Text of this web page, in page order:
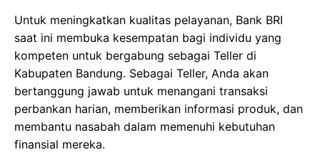
Untuk meningkatkan kualitas pelayanan, Bank BRI
saat ini membuka kesempatan bagi individu yang
kompeten untuk bergabung sebagai Teller di
Kabupaten Bandung. Sebagai Teller, Anda akan
bertanggung jawab untuk menangani transaksi
perbankan harian, memberikan informasi produk, dan
membantu nasabah dalam memenuhi kebutuhan
finansial mereka.